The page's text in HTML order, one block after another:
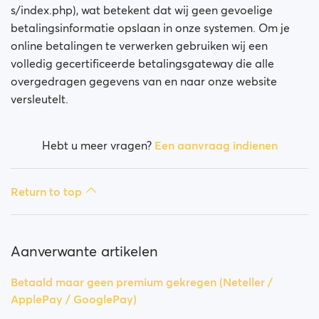
Is mijn lidmaatschap een maandelijkse betaling?
Wordt mijn lidmaatschap automatisch vernieuwd?
Heb je problemen ondervonden bij het proberen om
lidmaatschap te kopen?
Hoe vraag ik restitutie aan?
How to terminate subscription in case of Apple
s/index.php), wat betekent dat wij geen gevoelige
betalingsinformatie opslaan in onze systemen. Om je
online betalingen te verwerken gebruiken wij een
volledig gecertificeerde betalingsgateway die alle
overgedragen gegevens van en naar onze website
versleutelt.
Hebt u meer vragen? Een aanvraag indienen
Return to top
Aanverwante artikelen
Betaald maar geen premium gekregen (Neteller /
ApplePay / GooglePay)